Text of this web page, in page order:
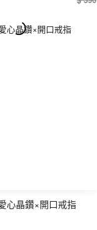
心晶鑽×開口戒指